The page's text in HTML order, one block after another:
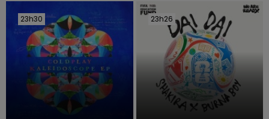
23h30
23h30 23h26
23h26